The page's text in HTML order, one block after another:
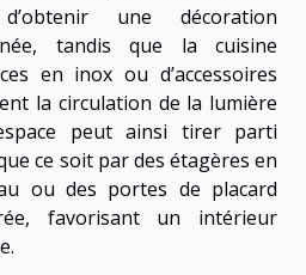
une décoration
tandis que la cuisine
en inox ou d’accessoires
la circulation de la lumière
peut ainsi tirer parti
ce soit par des étagères en
ou des portes de placard
favorisant un intérieur